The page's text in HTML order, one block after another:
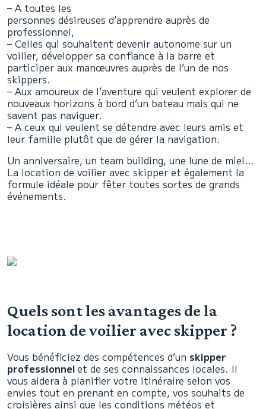
– A toutes les
personnes désireuses d’apprendre auprès de
professionnel,
– Celles qui souhaitent devenir autonome sur un
voilier, développer sa confiance à la barre et
participer aux manœuvres auprès de l’un de nos
skippers.
– Aux amoureux de l’aventure qui veulent explorer de
nouveaux horizons à bord d’un bateau mais qui ne
savent pas naviguer.
– A ceux qui veulent se détendre avec leurs amis et
leur famille plutôt que de gérer la navigation.
Un anniversaire, un team building, une lune de miel…
La location de voilier avec skipper et également la
formule idéale pour fêter toutes sortes de grands
événements.
Quels sont les avantages de la
location de voilier avec skipper ?
Vous bénéficiez des compétences d’un skipper
professionnelet de ses connaissances locales. Il
vous aidera à planifier votre itinéraire selon vos
envies tout en prenant en compte, vos souhaits de
croisières ainsi que les conditions météos et